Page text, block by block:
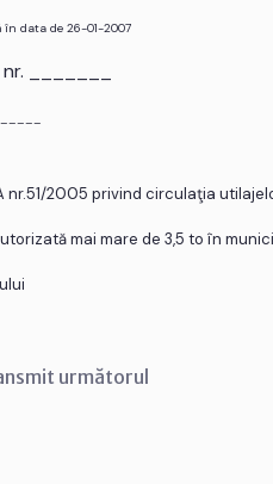
data de 26-01-2007
_______
2005 privind circulaţia
mai mare de 3,5 to în
următorul